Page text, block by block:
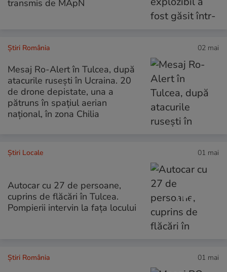
transmis de MApN
Știri România 02 mai
Mesaj Ro-Alert în Tulcea, după
atacurile rusești în Ucraina. 20
de drone depistate, una a
pătruns în spaţiul aerian
naţional, în zona Chilia
Știri Locale 01 mai
Autocar cu 27 de persoane,
cuprins de flăcări în Tulcea.
Pompierii intervin la fața locului
Știri România 01 mai